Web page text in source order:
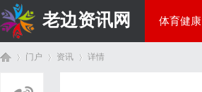
老边资讯网 体育健康
门户 资讯 详情